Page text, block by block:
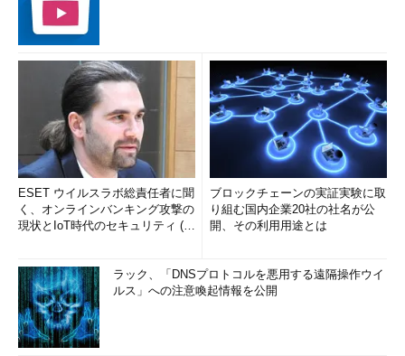
Googleの2段階認証を有効にする（6/
（6）下にスクロールして、［開始］
ボタンを見つけたらタップする。
ESET ウイルスラボ総責任者に聞
く、オンラインバンキング攻撃の
現状とIoT時代のセキュリティ (1/
ブロックチェーンの実証実験に取
り組む国内企業20社の社名が公
開、その利用用途とは
ラック、「DNSプロトコルを悪用する遠隔操作ウイ
ルス」への注意喚起情報を公開